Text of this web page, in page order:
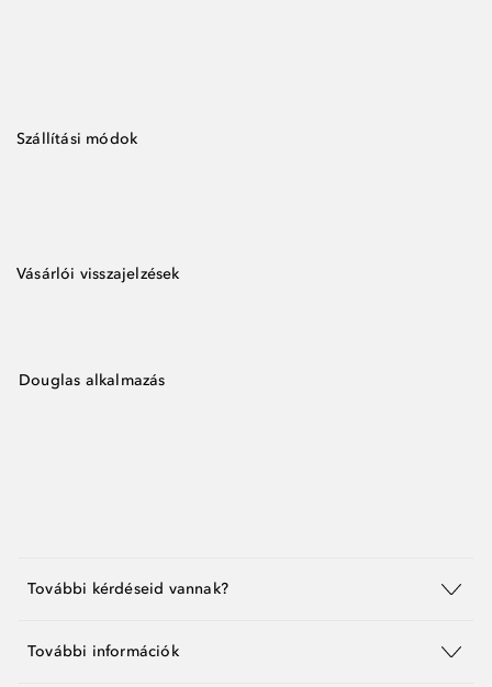
Szállítási módok
Vásárlói visszajelzések
Douglas alkalmazás
További kérdéseid vannak?
További információk